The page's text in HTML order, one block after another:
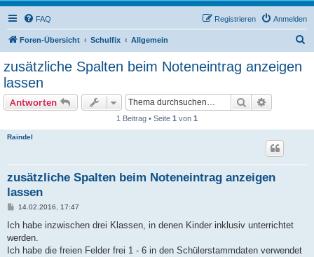
FAQ Anmelden
Registrieren
Foren-Übersicht Schulfix Allgemein
zusätzliche Spalten beim Noteneintrag anzeigen
lassen
Antworten Suche
1 Beitrag • Seite 1 von 1
Raindel
zusätzliche Spalten beim Noteneintrag anzeigen
lassen
B
i
r
a
14.02.2016, 17:47
Ich habe inzwischen drei Klassen, in denen Kinder inklusiv unterrichtet
werden.
Ich habe die freien Felder frei 1 - 6 in den Schülerstammdaten verwendet